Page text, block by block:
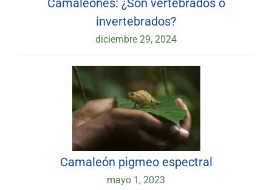
Camaleones: ¿Son vertebrados o
invertebrados?
diciembre 29, 2024
Camaleón pigmeo espectral
mayo 1, 2023